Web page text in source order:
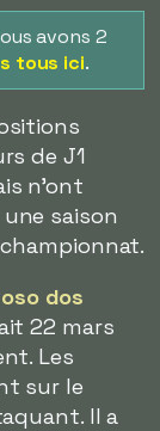
avons 2
tous ici.
de J1
n'ont
saison
dos
22 mars
Les
sur le
Il a